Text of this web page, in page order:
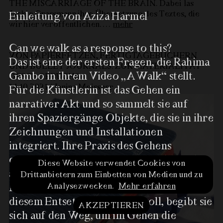
THE MISCARRIAGE OF THE BRAIN. Dabei las
Jackie Grassmann ihre Übersetzung des Textes, die
wir hier veröffentlichen. … mehr
VON PAPIERFETZEN, FERTIGTAGEBÜCHERN
UND BULLET JOURNALS. ZUR MATERIALITÄT
DES TAGEBUCHS
14.10.2021 / Janina Meissner
Einleitung von Aziza Harmel
Can we walk as a response to this?
Das ist eine der ersten Fragen, die Rahima
Gambo in ihrem Video „A Walk“ stellt.
Für die Künstlerin ist das Gehen ein
narrativer Akt und so sammelt sie auf
ihren Spaziergänge Objekte, die sie in ihre
Zeichnungen und Installationen
integriert. Ihre Praxis des Gehens
entwickelte sie bei der Untersuchung der
ansteigenden Selbstmordattentaten im
Nordosten Nigerias. Unsicher, wie sie
diesem Entsetzen begegnen soll, begibt sie
sich auf den Weg, um im Gehen die
Diese Website verwendet Cookies von
Drittanbietern zum Einbetten von Medien und zu
Analysezwecken.Mehr erfahren
AKZEPTIEREN